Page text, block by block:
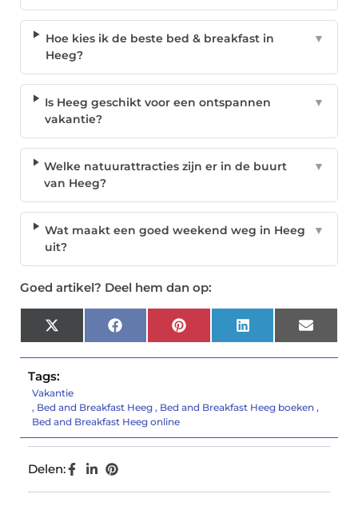
Hoe kies ik de beste bed & breakfast in
Heeg?
▼
Is Heeg geschikt voor een ontspannen
vakantie?
▼
Welke natuurattracties zijn er in de buurt
van Heeg?
▼
Wat maakt een goed weekend weg in Heeg
uit?
▼
Goed artikel? Deel hem dan op:
X
(Twitter)
Facebook Pinterest LinkedIn Email
Tags:
Vakantie
, Bed and Breakfast Heeg , Bed and Breakfast Heeg boeken ,
Bed and Breakfast Heeg online
Delen: